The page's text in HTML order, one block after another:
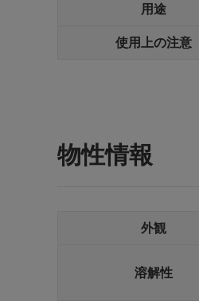
用途
使用上の注意
物性情報
外観
溶解性